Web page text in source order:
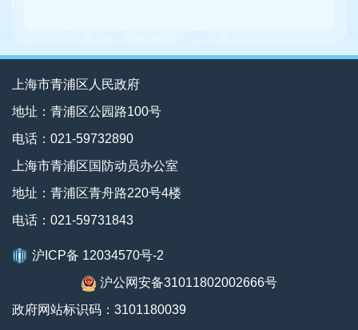
上海市青浦区人民政府
地址：青浦区公园路100号
电话：021-59732890
上海市青浦区国防动员办公室
地址：青浦区青舟路220号4楼
电话：021-59731843
沪ICP备 12034570号-2
沪公网安备31011802002666号
政府网站标识码：3101180039